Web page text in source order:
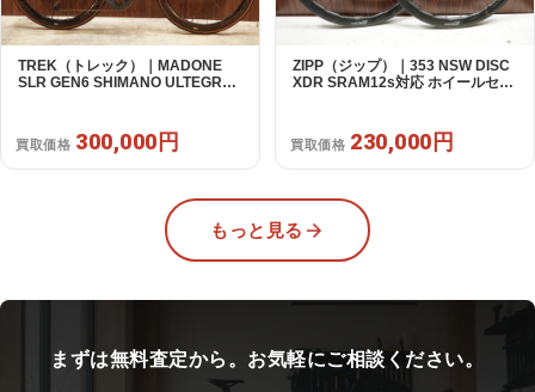
TREK（トレック）｜MADONE
SLR GEN6 SHIMANO ULTEGRA
買取価格 300,000円
ZIPP（ジップ）｜353 NSW DISC
XDR SRAM12s対応 ホイールセッ
買取価格 230,000円
もっと見る
まずは無料査定から。お気軽にご相談ください。